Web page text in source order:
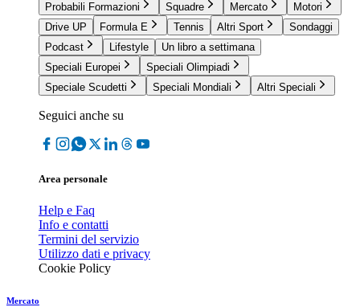
Probabili Formazioni
Squadre Mercato
Motori
Drive UP
Formula E Tennis Altri Sport
Sondaggi
Podcast
Lifestyle
Un libro a settimana
Speciali Europei
Speciali Olimpiadi
Speciale Scudetti
Speciali Mondiali Altri Speciali
Seguici anche su
Area personale
Help e Faq
Info e contatti
Termini del servizio
Utilizzo dati e privacy
Cookie Policy
Mercato